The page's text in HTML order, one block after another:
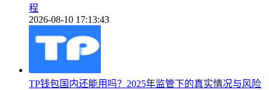
程
2026-08-10 17:13:43
TP钱包国内还能用吗？2025年监管下的真实情况与风险